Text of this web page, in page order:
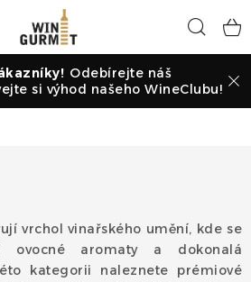
Odebírejte náš
si výhod našeho WineClubu!
vrchol vinařského umění, kde se
ovocné aromaty a dokonalá
kategorii naleznete prémiové